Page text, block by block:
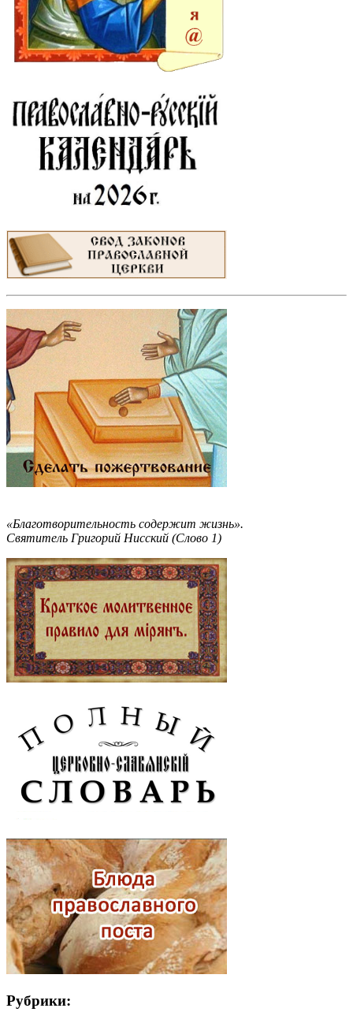
«Благотворительность содержит жизнь».
Святитель Григорий Нисский (Слово 1)
Рубрики: